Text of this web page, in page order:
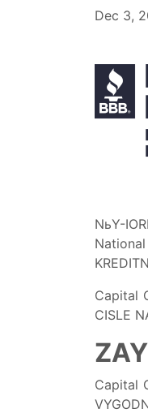
Dec 3,
NьY-
National
Capital
CISLE
Capital